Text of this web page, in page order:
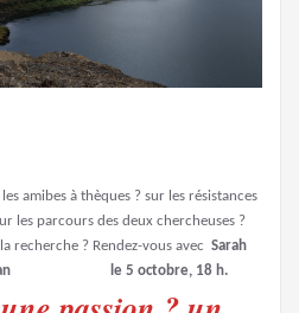
amibes à thèques ? sur les résistances
les parcours des deux chercheuses ?
recherche ? Rendez-vous avec Sarah
le 5 octobre, 18 h.